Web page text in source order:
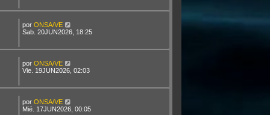
por ONSA/VE
Sab. 20JUN2026, 18:25
por ONSA/VE
Vie. 19JUN2026, 02:03
por ONSA/VE
Mié. 17JUN2026, 00:05